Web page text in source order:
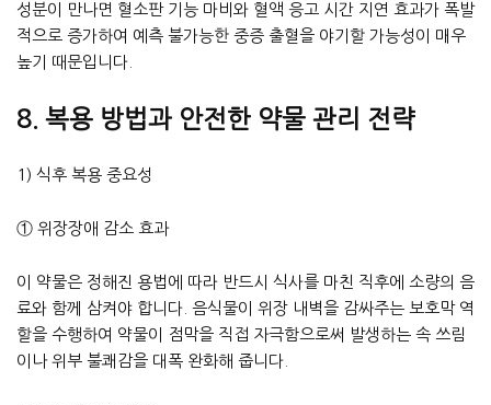
성분이 만나면 혈소판 기능 마비와 혈액 응고 시간 지연 효과가 폭발
적으로 증가하여 예측 불가능한 중증 출혈을 야기할 가능성이 매우
높기 때문입니다.
8. 복용 방법과 안전한 약물 관리 전략
1) 식후 복용 중요성
① 위장장애 감소 효과
이 약물은 정해진 용법에 따라 반드시 식사를 마친 직후에 소량의 음
료와 함께 삼켜야 합니다. 음식물이 위장 내벽을 감싸주는 보호막 역
할을 수행하여 약물이 점막을 직접 자극함으로써 발생하는 속 쓰림
이나 위부 불쾌감을 대폭 완화해 줍니다.